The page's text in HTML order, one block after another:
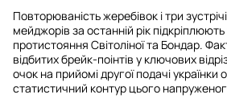
Повторюваність жеребівок і три
мейджорів за останній рік
протистояння Світоліної та Бондар.
відбитих брейк-поінтів у ключових
очок на прийомі другої подачі
статистичний контур цього